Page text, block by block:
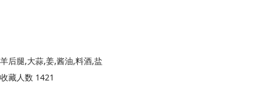
羊后腿,大蒜,姜,酱油,料酒,盐
收藏人数 1421